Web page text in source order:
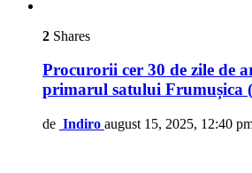
2 Shares
Procurorii cer 30 de zile de
primarul satului Frumușica
de Indiro august 15, 2025, 12:40